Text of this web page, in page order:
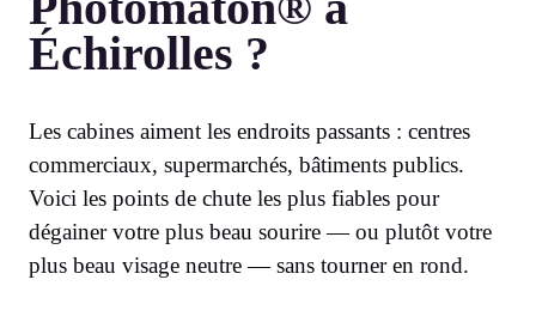
Échirolles ?
Les cabines aiment les endroits passants : centres
commerciaux, supermarchés, bâtiments publics.
Voici les points de chute les plus fiables pour
dégainer votre plus beau sourire — ou plutôt votre
plus beau visage neutre — sans tourner en rond.